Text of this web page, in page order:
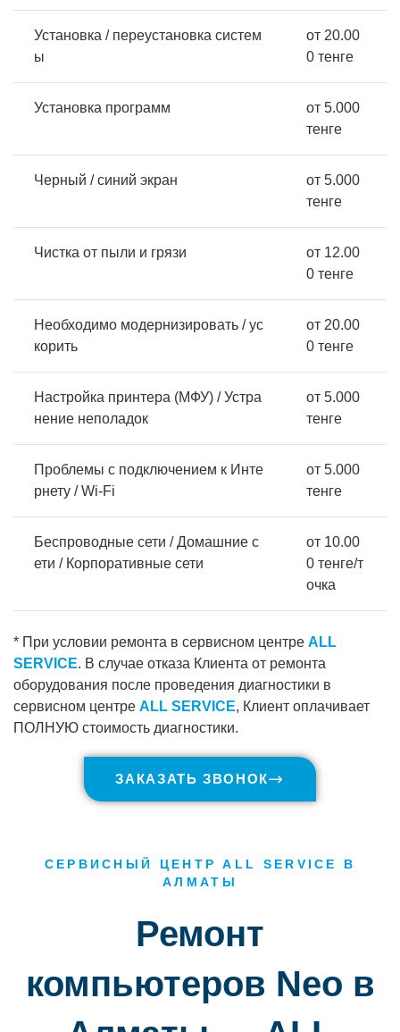
Установка / переустановка систем
ы
от 20.00
0 тенге
Установка программ
от 5.000
тенге
Черный / синий экран
от 5.000
тенге
Чистка от пыли и грязи
от 12.00
0 тенге
Необходимо модернизировать / ус
корить
от 20.00
0 тенге
Настройка принтера (МФУ) / Устра
нение неполадок
от 5.000
тенге
Проблемы с подключением к Инте
рнету / Wi-Fi
от 5.000
тенге
Беспроводные сети / Домашние с
ети / Корпоративные сети
от 10.00
0 тенге/т
очка
* При условии ремонта в сервисном центре ALL
SERVICE. В случае отказа Клиента от ремонта
оборудования после проведения диагностики в
сервисном центре ALL SERVICE, Клиент оплачивает
ПОЛНУЮ стоимость диагностики.
ЗАКАЗАТЬ ЗВОНОК
СЕРВИСНЫЙ ЦЕНТР ALL SERVICE В
АЛМАТЫ
Ремонт
компьютеров Neo в